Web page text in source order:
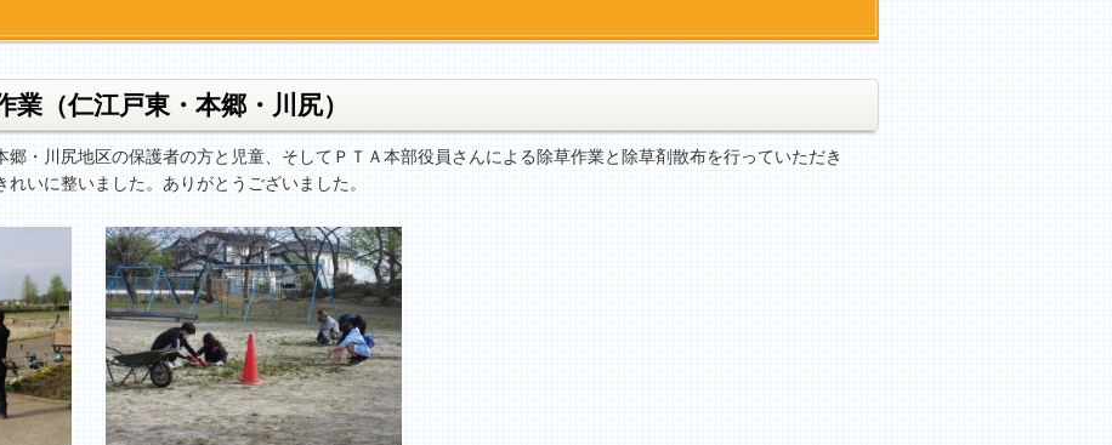
（仁江戸東・本郷・川尻）
郷・川尻地区の保護者の方と児童、そしてＰＴＡ本部役員さんによる除草作業と除草剤散布を行っていただき
いに整いました。ありがとうございました。